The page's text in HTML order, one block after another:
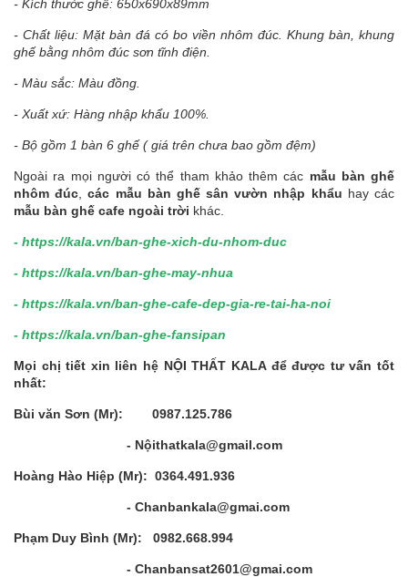
- Kích thước ghế: 650x690x89mm
- Chất liệu: Mặt bàn đá có bo viền nhôm đúc. Khung bàn, khung
ghế bằng nhôm đúc sơn tĩnh điện.
- Màu sắc: Màu đồng.
- Xuất xứ: Hàng nhập khẩu 100%.
- Bộ gồm 1 bàn 6 ghế ( giá trên chưa bao gồm đệm)
Ngoài ra mọi người có thể tham khảo thêm các mẫu bàn ghế
nhôm đúc
các mẫu bàn ghế sân vườn nhập khẩu hay các
mẫu bàn ghế cafe ngoài trời khác.
- https://kala.vn/ban-ghe-xich-du-nhom-duc
- https://kala.vn/ban-ghe-may-nhua
- https://kala.vn/ban-ghe-cafe-dep-gia-re-tai-ha-noi
- https://kala.vn/ban-ghe-fansipan
Mọi chị tiết xin liên hệ NỘI THẤT KALA để được tư vấn tốt
nhất:
Bùi văn Sơn (Mr): 0987.125.786
- Nộithatkala@gmail.com
Hoàng Hào Hiệp (Mr): 0364.491.936
- Chanbankala@gmai.com
Phạm Duy Bình (Mr): 0982.668.994
- Chanbansat2601@gmai.com